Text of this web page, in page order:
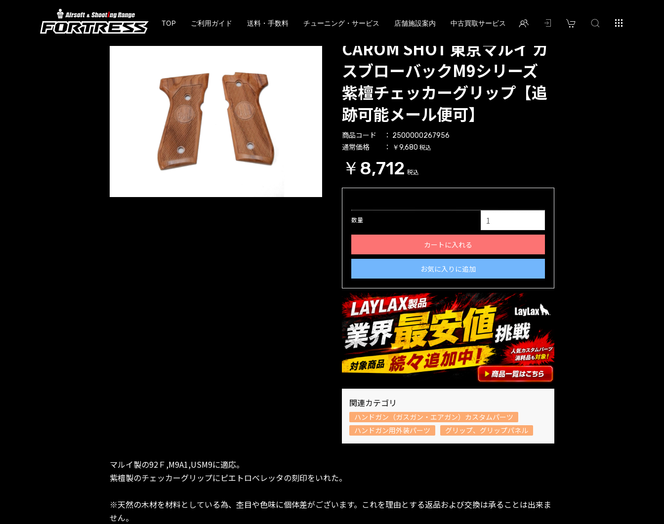
TOP ご利用ガイド 送料・手数料 チューニング・サービス 店舗施設案内 中古買取サービス
CAROM SHOT 東京マルイ ガ
スブローバックM9シリーズ
紫檀チェッカーグリップ【追
跡可能メール便可】
商品コード 2500000267956
通常価格 ￥9,680 税込
￥8,712 税込
数量
カートに入れる
お気に入りに追加
関連カテゴリ
ハンドガン（ガスガン・エアガン）カスタムパーツ
ハンドガン用外装パーツ
グリップ、グリップパネル
マルイ製の92Ｆ,M9A1,USM9に適応。
紫檀製のチェッカーグリップにピエトロベレッタの刻印をいれた。
※天然の木材を材料としている為、杢目や色味に個体差がございます。これを理由とする返品および交換は承ることは出来ま
せん。